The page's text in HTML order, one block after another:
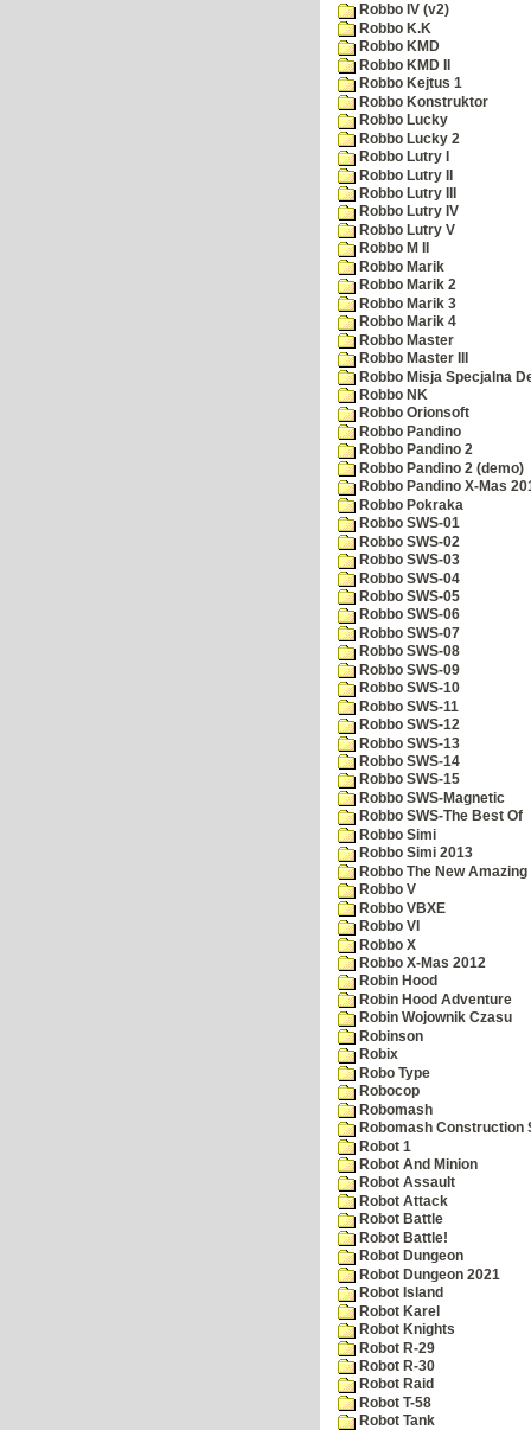
Robbo IV (v2)
Robbo K.K
Robbo KMD
Robbo KMD II
Robbo Kejtus 1
Robbo Konstruktor
Robbo Lucky
Robbo Lucky 2
Robbo Lutry I
Robbo Lutry II
Robbo Lutry III
Robbo Lutry IV
Robbo Lutry V
Robbo M II
Robbo Marik
Robbo Marik 2
Robbo Marik 3
Robbo Marik 4
Robbo Master
Robbo Master III
Robbo Misja Specjalna
Robbo NK
Robbo Orionsoft
Robbo Pandino
Robbo Pandino 2
Robbo Pandino 2 (demo)
Robbo Pandino X-Mas
Robbo Pokraka
Robbo SWS-01
Robbo SWS-02
Robbo SWS-03
Robbo SWS-04
Robbo SWS-05
Robbo SWS-06
Robbo SWS-07
Robbo SWS-08
Robbo SWS-09
Robbo SWS-10
Robbo SWS-11
Robbo SWS-12
Robbo SWS-13
Robbo SWS-14
Robbo SWS-15
Robbo SWS-Magnetic
Robbo SWS-The Best Of
Robbo Simi
Robbo Simi 2013
Robbo The New
Robbo V
Robbo VBXE
Robbo VI
Robbo X
Robbo X-Mas 2012
Robin Hood
Robin Hood Adventure
Robin Wojownik Czasu
Robinson
Robix
Robo Type
Robocop
Robomash
Robomash Construction
Robot 1
Robot And Minion
Robot Assault
Robot Attack
Robot Battle
Robot Battle!
Robot Dungeon
Robot Dungeon 2021
Robot Island
Robot Karel
Robot Knights
Robot R-29
Robot R-30
Robot Raid
Robot T-58
Robot Tank